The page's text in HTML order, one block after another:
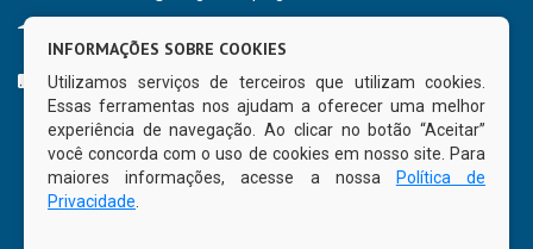
CURTA NOSSA FAN PAGE
INFORMAÇÕES SOBRE COOKIES
Utilizamos serviços de terceiros que utilizam cookies.
Essas ferramentas nos ajudam a oferecer uma melhor
experiência de navegação. Ao clicar no botão “Aceitar”
você concorda com o uso de cookies em nosso site. Para
maiores informações, acesse a nossa
Política de
Privacidade